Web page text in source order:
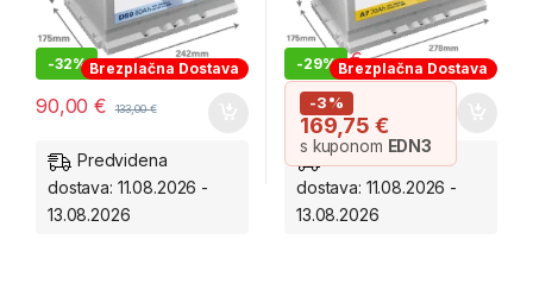
-32% Brezplačna Dostava
90,00€ 133,00€
Predvidena
dostava: 11.08.2026 -
13.08.2026
-29%Brezplačna Dostava
175,00€ 246,10€
-3%
169,75€
s kuponom EDN3
Predvidena
dostava: 11.08.2026 -
13.08.2026